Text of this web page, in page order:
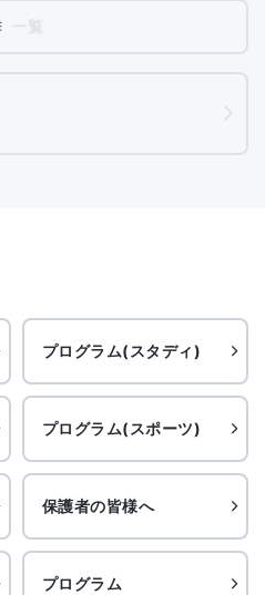
プログラム(スタディ)
プログラム(スポーツ)
保護者の皆様へ
プログラム